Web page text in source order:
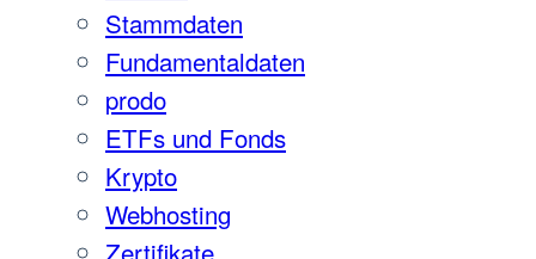
Stammdaten
Fundamentaldaten
prodo
ETFs und Fonds
Krypto
Webhosting
Zertifikate